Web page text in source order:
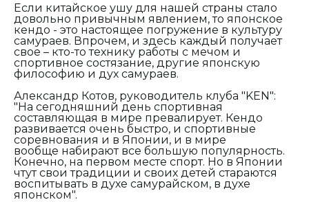
Если китайское ушу для нашей страны стало
довольно привычным явлением, то японское
кендо - это настоящее погружение в культуру
самураев. Впрочем, и здесь каждый получает
свое – кто-то технику работы с мечом и
спортивное состязание, другие японскую
философию и дух самураев.
Александр Котов, руководитель клуба "KEN":
"На сегодняшний день спортивная
составляющая в мире превалирует. Кендо
развивается очень быстро, и спортивные
соревнования и в Японии, и в мире
вообще набирают все большую популярность.
Конечно, на первом месте спорт. Но в Японии
чтут свои традиции и своих детей стараются
воспитывать в духе самурайском, в духе
японском".